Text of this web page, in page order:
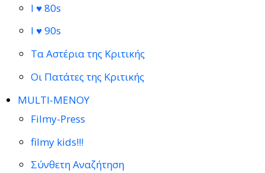
I ♥ 80s
I ♥ 90s
Τα Αστέρια της Κριτικής
Οι Πατάτες της Κριτικής
MULTI-ΜΕΝΟΥ
Filmy-Press
filmy kids!!!
Σύνθετη Αναζήτηση